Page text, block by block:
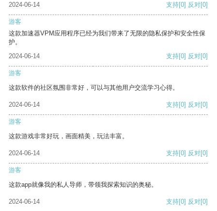
2024-06-14
支持[0] 反对[0]
游客
这款加速器VPM应用程序已经为我们带来了无限的隐私保护和安全性保
护。
2024-06-14
支持[0] 反对[0]
游客
这款软件的社区氛围非常好，可以与其他用户交流学习心得。
2024-06-14 支持[0] 反对[0]
游客
这款游戏非常好玩，画面精美，玩法丰富。
2024-06-14 支持[0] 反对[0]
游客
这款app就像我的私人导师，带领我探索知识的奥秘。
2024-06-14 支持[0] 反对[0]